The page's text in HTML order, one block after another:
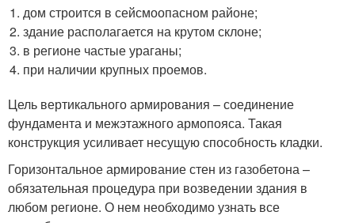
дом строится в сейсмоопасном районе;
здание располагается на крутом склоне;
в регионе частые ураганы;
при наличии крупных проемов.
Цель вертикального армирования – соединение
фундамента и межэтажного армопояса. Такая
конструкция усиливает несущую способность кладки.
Горизонтальное армирование стен из газобетона –
обязательная процедура при возведении здания в
любом регионе. О нем необходимо узнать все